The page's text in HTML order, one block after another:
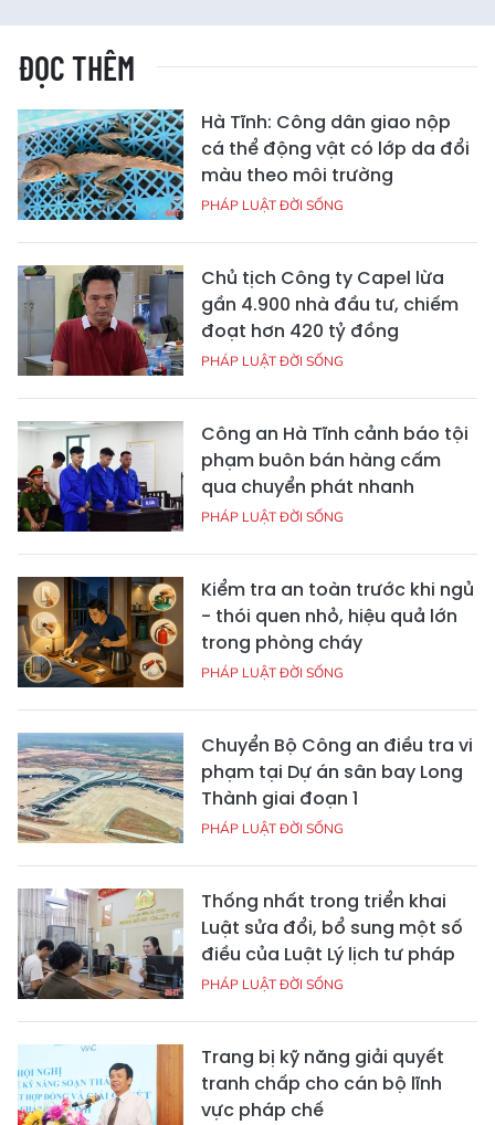
ĐỌC THÊM
Hà Tĩnh: Công dân giao nộp
cá thể động vật có lớp da đổi
màu theo môi trường
PHÁP LUẬT ĐỜI SỐNG
Chủ tịch Công ty Capel lừa
gần 4.900 nhà đầu tư, chiếm
đoạt hơn 420 tỷ đồng
PHÁP LUẬT ĐỜI SỐNG
Công an Hà Tĩnh cảnh báo tội
phạm buôn bán hàng cấm
qua chuyển phát nhanh
PHÁP LUẬT ĐỜI SỐNG
Kiểm tra an toàn trước khi ngủ
- thói quen nhỏ, hiệu quả lớn
trong phòng cháy
PHÁP LUẬT ĐỜI SỐNG
Chuyển Bộ Công an điều tra vi
phạm tại Dự án sân bay Long
Thành giai đoạn 1
PHÁP LUẬT ĐỜI SỐNG
Thống nhất trong triển khai
Luật sửa đổi, bổ sung một số
điều của Luật Lý lịch tư pháp
PHÁP LUẬT ĐỜI SỐNG
Trang bị kỹ năng giải quyết
tranh chấp cho cán bộ lĩnh
vực pháp chế